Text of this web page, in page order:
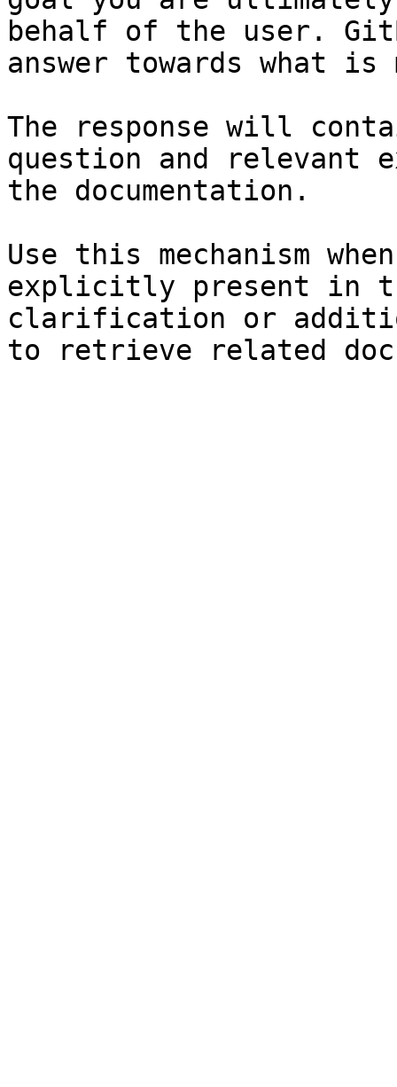
behalf of the user.
answer towards what
The response will
question and relevant
the documentation.
Use this mechanism
explicitly present in
clarification or